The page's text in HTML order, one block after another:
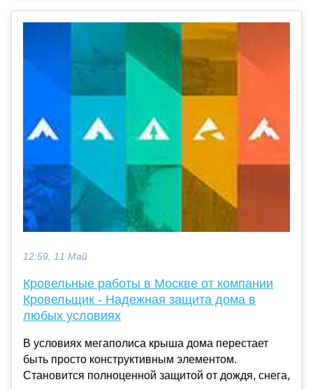
12:59, 11 Май
Кровельные работы в Москве от компании
Кровельщик - Надежная защита дома в
любых условиях
В условиях мегаполиса крыша дома перестает
быть просто конструктивным элементом.
Становится полноценной защитой от дождя, снега,